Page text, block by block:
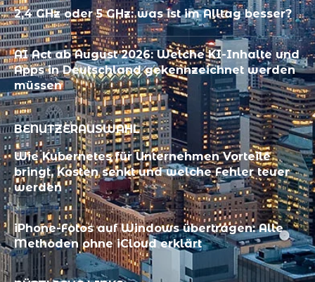
2,4 GHz oder 5 GHz: was ist im Alltag besser?
AI Act ab August 2026: Welche KI-Inhalte und
Apps in Deutschland gekennzeichnet werden
müssen
BENUTZERAUSWAHL
Wie Kubernetes für Unternehmen Vorteile
bringt, Kosten senkt und welche Fehler teuer
werden
iPhone-Fotos auf Windows übertragen: Alle
Methoden ohne iCloud erklärt